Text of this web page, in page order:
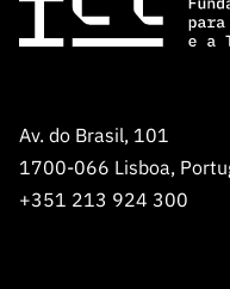
Av. do Brasil, 101
1700-066 Lisboa,
+351 213 924 300